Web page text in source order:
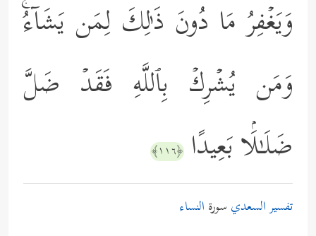
وَیَغۡفِرُ مَا دُونَ ذَ ٰ⁠لِكَ لِمَن یَشَاۤءُۚ
وَمَن یُشۡرِكۡ بِٱللَّهِ فَقَدۡ ضَلَّ
ضَلَـٰلَۢا بَعِیدًا ﴿١١٦﴾
تفسير السعدي سورة النساء